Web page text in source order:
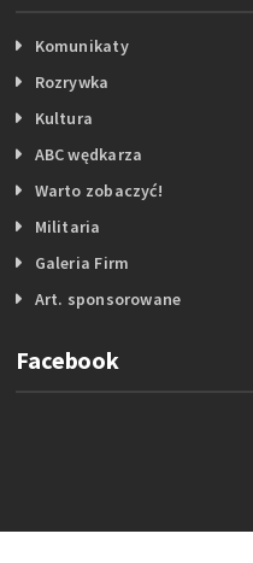
Komunikaty
Rozrywka
Kultura
ABC wędkarza
Warto zobaczyć!
Militaria
Galeria Firm
Art. sponsorowane
Facebook